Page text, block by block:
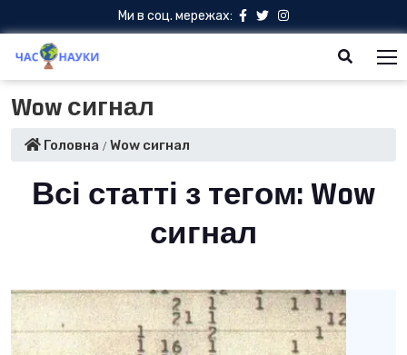
Ми в соц. мережах:
Wow сигнал
Головна Wow сигнал
Всі статті з тегом: Wow
сигнал